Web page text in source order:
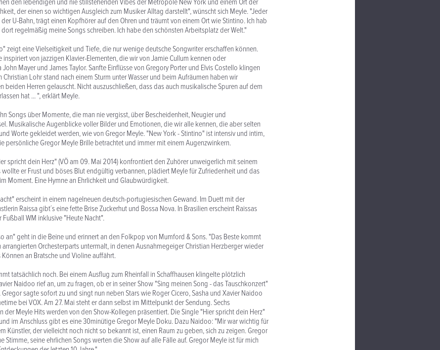
den lebendigen und nie stillstehenden Vibes der Metropole New York und einem Ort der
der einen so wichtigen Ausgleich zum Musiker Alltag darstellt", wünscht sich Meyle. "Jeder
U-Bahn, trägt einen Kopfhörer auf den Ohren und träumt von einem Ort wie Stintino. Ich hab
regelmäßig meine Songs schreiben. Ich habe den schönsten Arbeitsplatz der Welt."
zeigt eine Vielseitigkeit und Tiefe, die nur wenige deutsche Songwriter erschaffen können.
inspiriert von jazzigen Klavier-Elementen, die wir von Jamie Cullum kennen oder
Mayer und James Taylor. Sanfte Einflüsse von Gregory Porter und Elvis Costello klingen
Christian Lohr stand nach einem Sturm unter Wasser und beim Aufräumen haben wir
beiden Herren gelauscht. Nicht auszuschließen, dass das auch musikalische Spuren auf dem
hat ... ", erklärt Meyle.
Songs über Momente, die man nie vergisst, über Bescheidenheit, Neugier und
Musikalische Augenblicke voller Bilder und Emotionen, die wir alle kennen, die aber selten
Worte gekleidet werden, wie von Gregor Meyle. "New York - Stintino" ist intensiv und intim,
persönliche Gregor Meyle Brille betrachtet und immer mit einem Augenzwinkern.
spricht dein Herz" (VÖ am 09. Mai 2014) konfrontiert den Zuhörer unweigerlich mit seinem
er Frust und böses Blut endgültig verbannen, plädiert Meyle für Zufriedenheit und das
Moment. Eine Hymne an Ehrlichkeit und Glaubwürdigkeit.
erscheint in einem nagelneuen deutsch-portugiesischen Gewand. Im Duett mit der
Raissa gibt´s eine fette Brise Zuckerhut und Bossa Nova. In Brasilien erscheint Raissas
WM inklusive "Heute Nacht".
an" geht in die Beine und erinnert an den Folkpop von Mumford & Sons. "Das Beste kommt
Orchesterparts untermalt, in denen Ausnahmegeiger Christian Herzberger wieder
an Bratsche und Violine auffährt.
tatsächlich noch. Bei einem Ausflug zum Rheinfall in Schaffhausen klingelte plötzlich
Naidoo rief an, um zu fragen, ob er in seiner Show "Sing meinen Song - das Tauschkonzert"
sagte sofort zu und singt nun neben Stars wie Roger Cicero, Sasha und Xavier Naidoo
bei VOX. Am 27. Mai steht er dann selbst im Mittelpunkt der Sendung. Sechs
der Meyle Hits werden von den Show-Kollegen präsentiert. Die Single "Hier spricht dein Herz"
im Anschluss gibt es eine 30minütige Gregor Meyle Doku. Dazu Naidoo: "Mir war wichtig für
Künstler, der vielleicht noch nicht so bekannt ist, einen Raum zu geben, sich zu zeigen. Gregor
Stimme, seine ehrlichen Songs werten die Show auf alle Fälle auf. Gregor Meyle ist für mich